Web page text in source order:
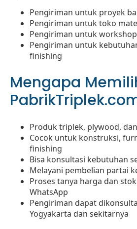
Pengiriman untuk proyek
Pengiriman untuk toko
Pengiriman untuk
Pengiriman untuk
finishing
Mengapa
Produk triplek, plywood,
Cocok untuk konstruksi,
finishing
Bisa konsultasi kebutuhan
Melayani pembelian partai
Proses tanya harga dan
WhatsApp
Pengiriman dapat
Yogyakarta dan sekitarnya